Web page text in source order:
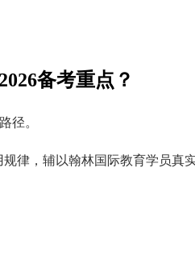
备考重点？
。
律，辅以翰林国际教育学员真